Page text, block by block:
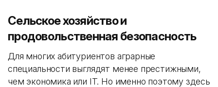
Сельское хозяйство и
продовольственная безопасность
Для многих абитуриентов аграрные
специальности выглядят менее престижными,
чем экономика или IT. Но именно поэтому здесь